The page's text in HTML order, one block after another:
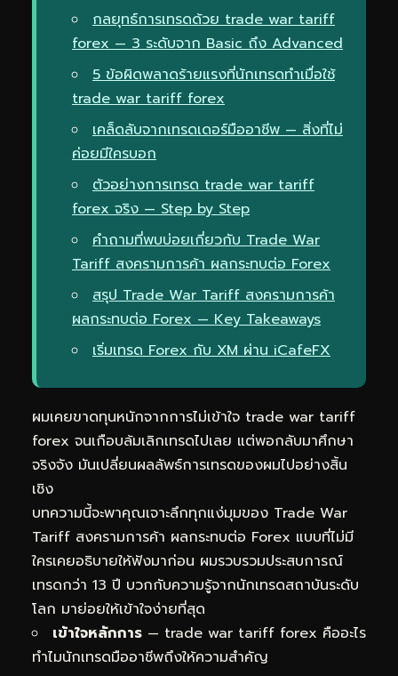
กลยุทธ์การเทรดด้วย trade war tariff
forex — 3 ระดับจาก Basic ถึง Advanced
5 ข้อผิดพลาดร้ายแรงที่นักเทรดทำเมื่อใช้
trade war tariff forex
เคล็ดลับจากเทรดเดอร์มืออาชีพ — สิ่งที่ไม่
ค่อยมีใครบอก
ตัวอย่างการเทรด trade war tariff
forex จริง — Step by Step
คำถามที่พบบ่อยเกี่ยวกับ Trade War
Tariff สงครามการค้า ผลกระทบต่อ Forex
สรุป Trade War Tariff สงครามการค้า
ผลกระทบต่อ Forex — Key Takeaways
เริ่มเทรด Forex กับ XM ผ่าน iCafeFX
ผมเคยขาดทุนหนักจากการไม่เข้าใจ trade war tariff
forex จนเกือบล้มเลิกเทรดไปเลย แต่พอกลับมาศึกษา
จริงจัง มันเปลี่ยนผลลัพธ์การเทรดของผมไปอย่างสิ้น
เชิง
บทความนี้จะพาคุณเจาะลึกทุกแง่มุมของ Trade War
Tariff สงครามการค้า ผลกระทบต่อ Forex แบบที่ไม่มี
ใครเคยอธิบายให้ฟังมาก่อน ผมรวบรวมประสบการณ์
เทรดกว่า 13 ปี บวกกับความรู้จากนักเทรดสถาบันระดับ
โลก มาย่อยให้เข้าใจง่ายที่สุด
เข้าใจหลักการ — trade war tariff forex คืออะไร
ทำไมนักเทรดมืออาชีพถึงให้ความสำคัญ